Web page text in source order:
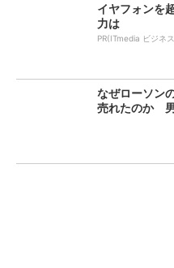
イヤフォンを
力は
PR(ITmedia ビジネ
なぜローソン
売れたのか